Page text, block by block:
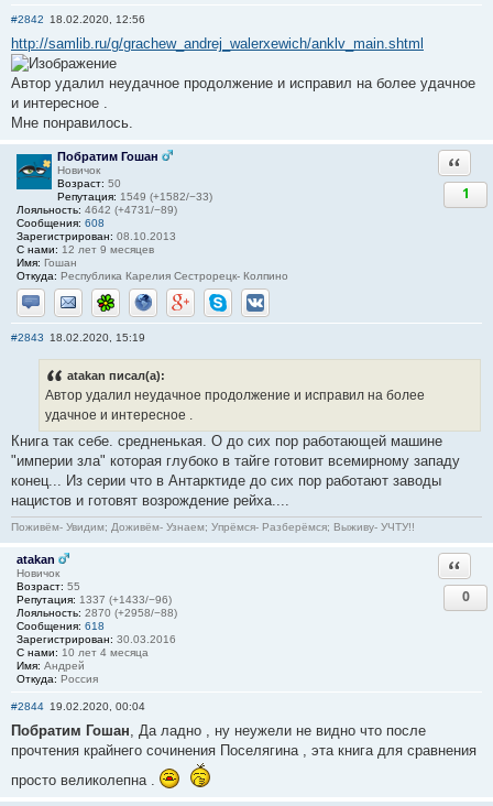
#2842 18.02.2020, 12:56
http://samlib.ru/g/grachew_andrej_walerxewich/anklv_main.shtml
Автор удалил неудачное продолжение и исправил на более удачное
и интересное .
Мне понравилось.
Побратим Гошан
Новичок
Возраст: 50
Репутация: 1549 (+1582/−33)
Лояльность: 4642 (+4731/−89)
Сообщения: 608
Зарегистрирован: 08.10.2013
С нами: 12 лет 9 месяцев
Имя: Гошан
Откуда: Республика Карелия Сестрорецк- Колпино
Отправить личное сообщение
Отправить email
ICQ СайтGoogle+SkypeВКонтакте
1
#2843 18.02.2020, 15:19
atakan писал(а):
Автор удалил неудачное продолжение и исправил на более
удачное и интересное .
Книга так себе. средненькая. О до сих пор работающей машине
"империи зла" которая глубоко в тайге готовит всемирному западу
конец... Из серии что в Антарктиде до сих пор работают заводы
нацистов и готовят возрождение рейха....
Поживём- Увидим; Доживём- Узнаем; Упрёмся- Разберёмся; Выживу- УЧТУ!!
atakan
Новичок
Возраст: 55
Репутация: 1337 (+1433/−96)
Лояльность: 2870 (+2958/−88)
Сообщения: 618
Зарегистрирован: 30.03.2016
С нами: 10 лет 4 месяца
Имя: Андрей
Откуда: Россия
0
#2844 19.02.2020, 00:04
Побратим Гошан, Да ладно , ну неужели не видно что после
прочтения крайнего сочинения Поселягина , эта книга для сравнения
просто великолепна .